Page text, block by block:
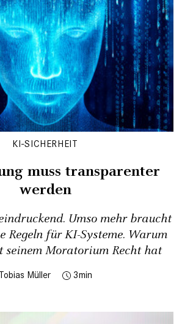
KI-SICHERHEIT
muss transparenter
werden
Umso mehr braucht
Regeln für KI-Systeme. Warum
seinem Moratorium Recht hat
Tobias Müller 3